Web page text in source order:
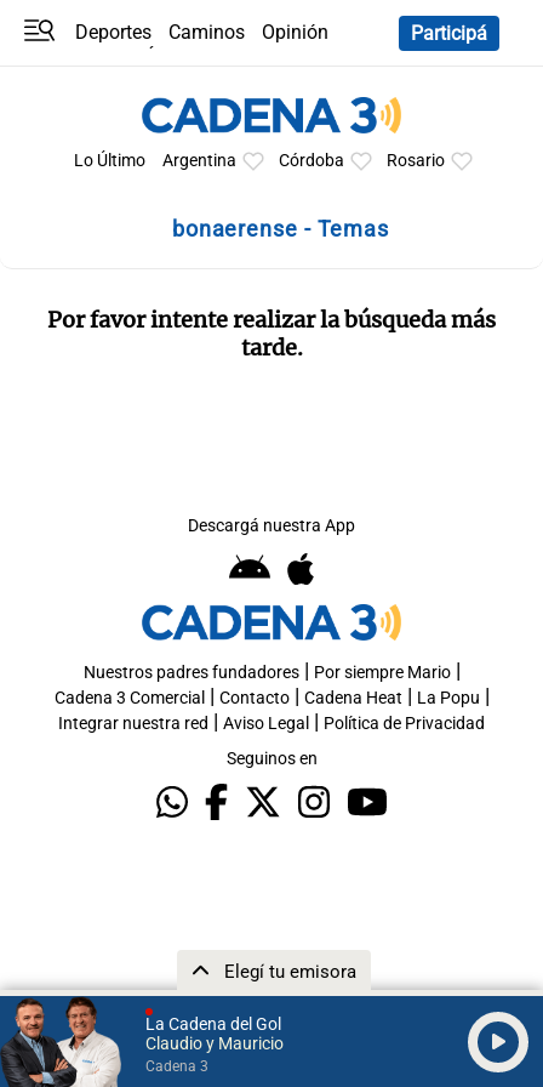
La Cadena del Gol
Claudio y Mauricio
Cadena 3
Elegí tu emisora
Deportes Caminos
Opinión
Participá
Lo Último Argentina Córdoba Rosario
bonaerense - Temas
Por favor intente realizar la búsqueda más
tarde.
Descargá nuestra App
Nuestros padres fundadores| Por siempre Mario|
Cadena 3 Comercial | Contacto| Cadena Heat | La Popu |
Integrar nuestra red | Aviso Legal | Política de Privacidad
Seguinos en